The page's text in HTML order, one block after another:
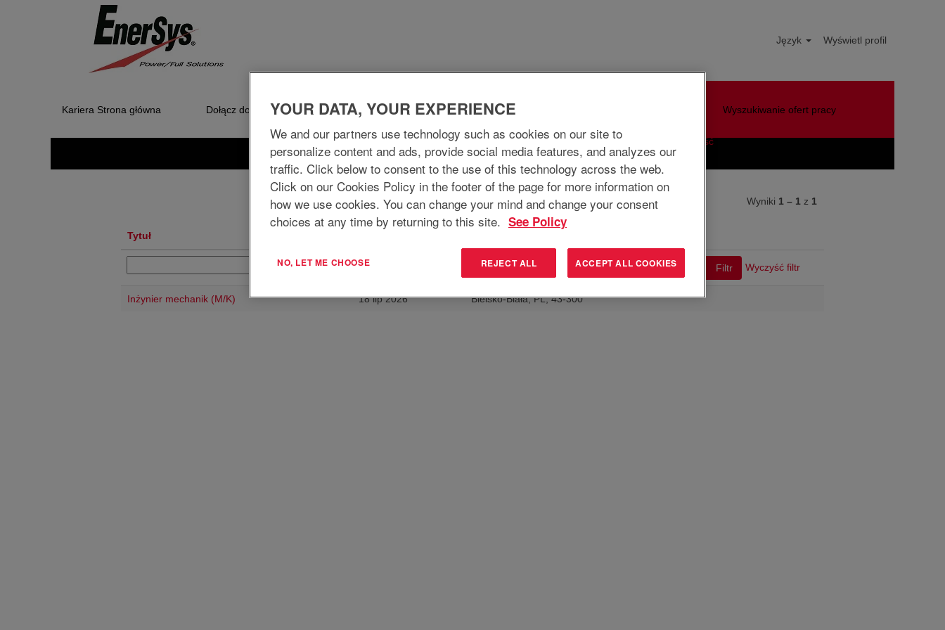
Język Wyświetl profil
Kariera Strona główna Dołącz do nas Kim jesteśmy Dlaczego warto? Wyszukiwanie ofert pracy
Szukaj wyników dla
Wyczyść
Wyniki 1 – 1 z 1
Tytuł
Wyczyść filtr
Inżynier mechanik (M/K) 18 lip 2026 Bielsko-Biała, PL, 43-300
YOUR DATA, YOUR EXPERIENCE
We and our partners use technology such as cookies on our site to
personalize content and ads, provide social media features, and analyzes our
traffic. Click below to consent to the use of this technology across the web.
Click on our Cookies Policy in the footer of the page for more information on
how we use cookies. You can change your mind and change your consent
choices at any time by returning to this site. See Policy
NO, LET ME CHOOSE REJECT ALL ACCEPT ALL COOKIES